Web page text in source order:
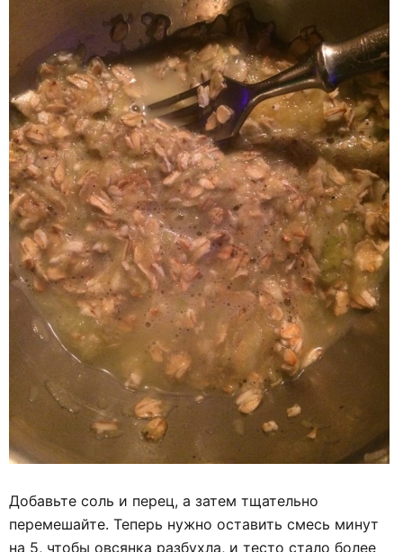
Добавьте соль и перец, а затем тщательно
перемешайте. Теперь нужно оставить смесь минут
на 5, чтобы овсянка разбухла, и тесто стало более